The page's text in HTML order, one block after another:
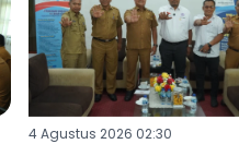
4 Agustus 2026 02:30